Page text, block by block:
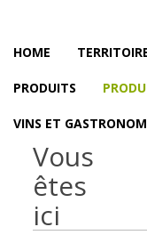
HOME
PRODUITS
VINS ET
Vous
êtes
ici